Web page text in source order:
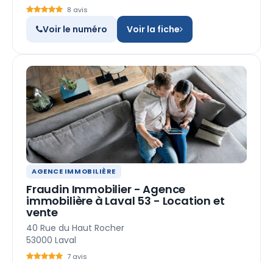
8 avis
Voir le numéro Voir la fiche
AGENCE IMMOBILIÈRE
Fraudin Immobilier - Agence
immobilière à Laval 53 - Location et
vente
40 Rue du Haut Rocher
53000 Laval
7 avis